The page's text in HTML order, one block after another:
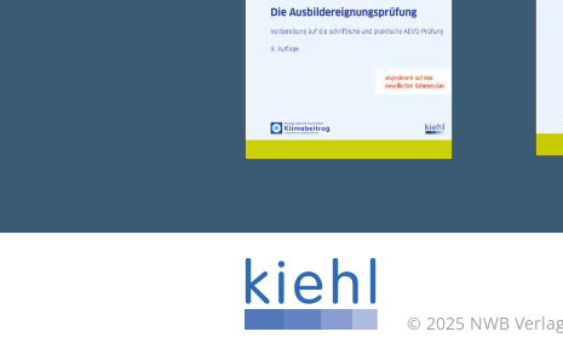
© 2025 NWB